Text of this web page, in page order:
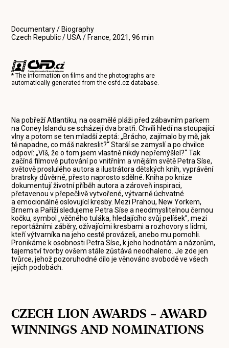
Documentary / Biography
Czech Republic / USA / France, 2021, 96 min
* The information on films and the photographs are
automatically generated from thecsfd.cz database.
Na pobřeží Atlantiku, na osamělé pláži před zábavním parkem
na Coney Islandu se scházejí dva bratři. Chvíli hledí na stoupající
vlny a potom se ten mladší zeptá: „Brácho, zajímalo by mě, jak
tě napadne, co máš nakreslit?“ Starší se zamyslí a po chvilce
odpoví: „Víš, že o tom jsem vlastně nikdy nepřemýšlel?“ Tak
začíná filmové putování po vnitřním a vnějším světě Petra Síse,
světově proslulého autora a ilustrátora dětských knih, vyprávění
bratrsky důvěrné, přesto naprosto sdělné. Kniha po knize
dokumentují životní příběh autora a zároveň inspiraci,
přetavenou v přepečlivě vytvořené, výtvarně úchvatné
a emocionálně oslovující kresby. Mezi Prahou, New Yorkem,
Brnem a Paříží sledujeme Petra Síse a neodmyslitelnou černou
kočku, symbol „věčného tuláka, hledajícího svůj pelíšek”, mezi
reportážními záběry, ožívajícími kresbami a rozhovory s lidmi,
kteří výtvarníka na jeho cestě provázeli, anebo mu pomohli.
Pronikáme k osobnosti Petra Síse, k jeho hodnotám a názorům,
tajemství tvorby ovšem stále zůstává neodhaleno. Je zde jen
tvůrce, jehož pozoruhodné dílo je věnováno svobodě ve všech
jejích podobách.
CZECH LION AWARDS – AWARD
WINNINGS AND NOMINATIONS